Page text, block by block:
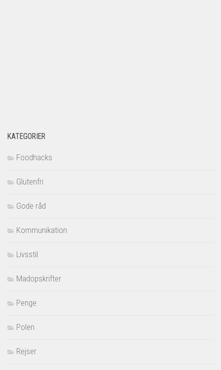
KATEGORIER
Foodhacks
Glutenfri
Gode råd
Kommunikation
Livsstil
Madopskrifter
Penge
Polen
Rejser